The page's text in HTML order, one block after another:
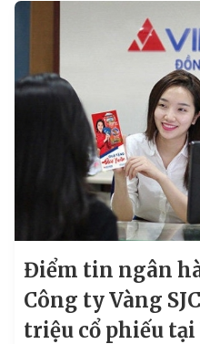
Điểm tin ngân
Công ty Vàng
triệu cổ phiếu